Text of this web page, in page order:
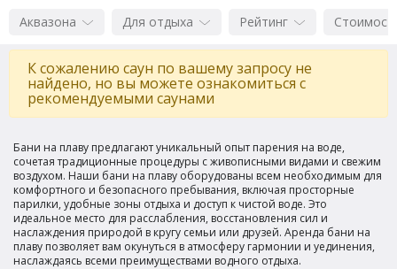
Аквазона Для отдыха Рейтинг
К сожалению саун по вашему запросу не
найдено, но вы можете ознакомиться с
рекомендуемыми саунами
Бани на плаву предлагают уникальный опыт парения на воде,
сочетая традиционные процедуры с живописными видами и свежим
воздухом. Наши бани на плаву оборудованы всем необходимым для
комфортного и безопасного пребывания, включая просторные
парилки, удобные зоны отдыха и доступ к чистой воде. Это
идеальное место для расслабления, восстановления сил и
наслаждения природой в кругу семьи или друзей. Аренда бани на
плаву позволяет вам окунуться в атмосферу гармонии и уединения,
наслаждаясь всеми преимуществами водного отдыха.